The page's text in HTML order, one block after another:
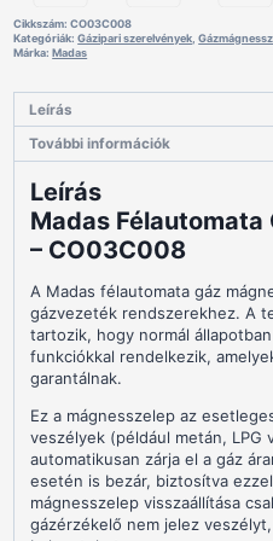
Cikkszám:CO03C008
Kategóriák:Gázipari szerelvények ,
Márka:Madas
Leírás
További információk
Leírás
Madas Félautomata
– CO03C008
A Madas félautomata gáz
gázvezeték rendszerekhez. A
tartozik, hogy normál
funkciókkal rendelkezik,
garantálnak.
Ez a mágnesszelep az
veszélyek (például metán,
automatikusan zárja el a gáz
esetén is bezár, biztosítva
mágnesszelep visszaállítása
gázérzékelő nem jelez